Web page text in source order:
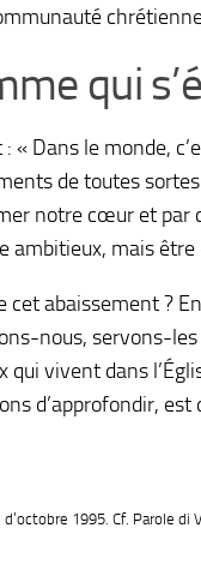
qui
: « Dans le monde,
de toutes
notre cœur et par
ambitieux, mais
abaissement ?
nous, servons-
qui vivent dans
d’approfondir,
d’octobre 1995. Cf. Parole di